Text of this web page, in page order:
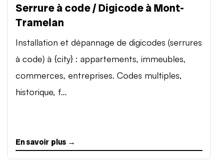
Serrure à code / Digicode à Mont-
Tramelan
Installation et dépannage de digicodes (serrures
à code) à {city} : appartements, immeubles,
commerces, entreprises. Codes multiples,
historique, f...
En savoir plus →